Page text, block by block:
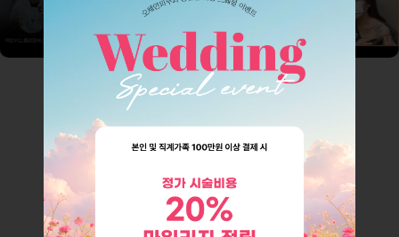
OZHEAN event
오체안피부과 강남점 이벤트입니다.